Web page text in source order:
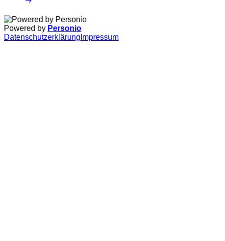
Powered by Personio
Datenschutzerklärung Impressum